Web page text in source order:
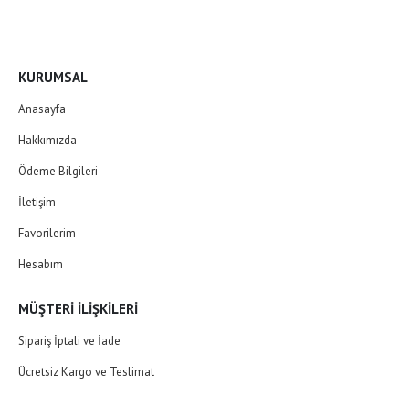
KURUMSAL
Anasayfa
Hakkımızda
Ödeme Bilgileri
İletişim
Favorilerim
Hesabım
MÜŞTERI İLIŞKILERI
Sipariş İptali ve İade
Ücretsiz Kargo ve Teslimat